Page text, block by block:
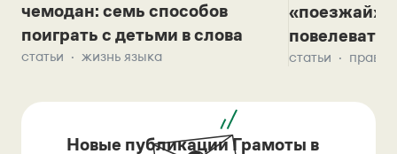
чемодан: семь способов
поиграть с детьми в слова
статьи жизнь языка
«поезжай»?
повелевать
статьи
Новые публикации Грамоты в